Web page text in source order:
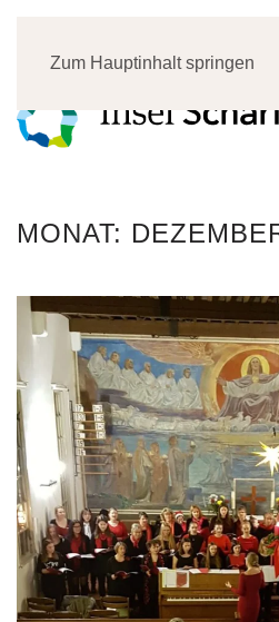
Zum Hauptinhalt springen
MONAT: